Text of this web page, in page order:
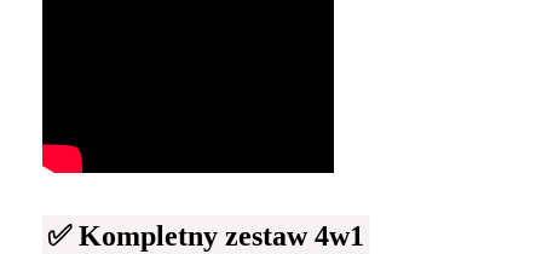
✅ Kompletny zestaw 4w1